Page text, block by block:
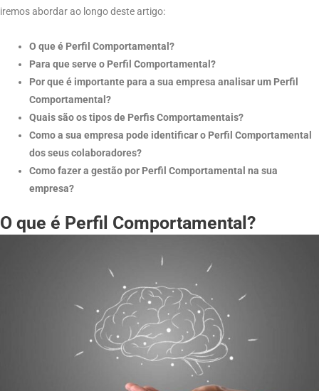
iremos abordar ao longo deste artigo:
O que é Perfil Comportamental?
Para que serve o Perfil Comportamental?
Por que é importante para a sua empresa analisar um Perfil
Comportamental?
Quais são os tipos de Perfis Comportamentais?
Como a sua empresa pode identificar o Perfil Comportamental
dos seus colaboradores?
Como fazer a gestão por Perfil Comportamental na sua
empresa?
O que é Perfil Comportamental?